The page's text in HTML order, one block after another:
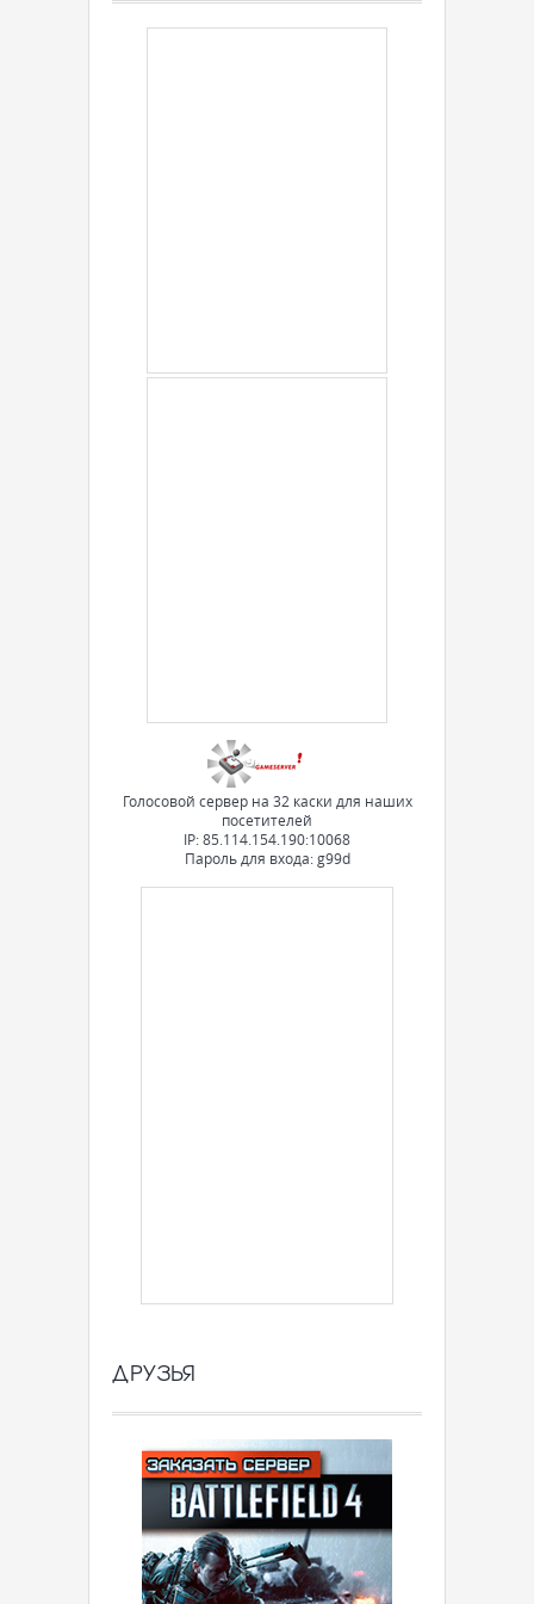
Голосовой сервер на 32 каски для наших
посетителей
IP: 85.114.154.190:10068
Пароль для входа: g99d
ДРУЗЬЯ